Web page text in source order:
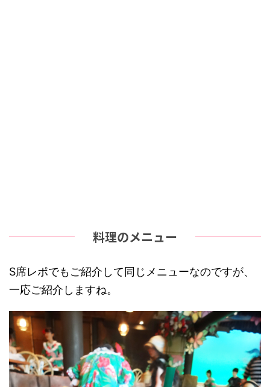
料理のメニュー
S席レポでもご紹介して同じメニューなのですが、
一応ご紹介しますね。